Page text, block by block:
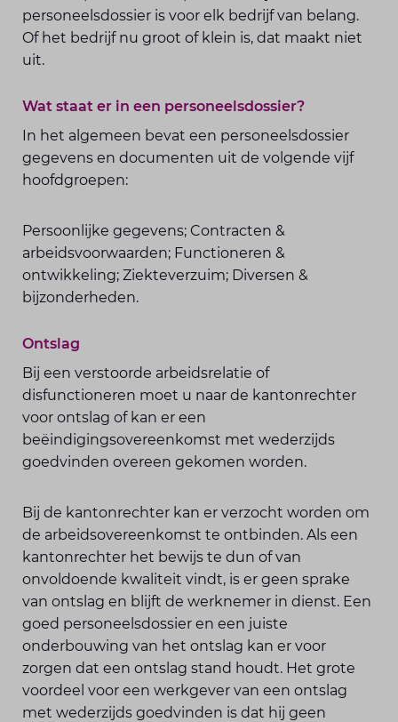
personeelsdossier is voor elk bedrijf van belang.
Of het bedrijf nu groot of klein is, dat maakt niet
uit.
Wat staat er in een personeelsdossier?
In het algemeen bevat een personeelsdossier
gegevens en documenten uit de volgende vijf
hoofdgroepen:
Persoonlijke gegevens; Contracten &
arbeidsvoorwaarden; Functioneren &
ontwikkeling; Ziekteverzuim; Diversen &
bijzonderheden.
Ontslag
Bij een verstoorde arbeidsrelatie of
disfunctioneren moet u naar de kantonrechter
voor ontslag of kan er een
beëindigingsovereenkomst met wederzijds
goedvinden overeen gekomen worden.
Bij de kantonrechter kan er verzocht worden om
de arbeidsovereenkomst te ontbinden. Als een
kantonrechter het bewijs te dun of van
onvoldoende kwaliteit vindt, is er geen sprake
van ontslag en blijft de werknemer in dienst. Een
goed personeelsdossier en een juiste
onderbouwing van het ontslag kan er voor
zorgen dat een ontslag stand houdt. Het grote
voordeel voor een werkgever van een ontslag
met wederzijds goedvinden is dat hij geen